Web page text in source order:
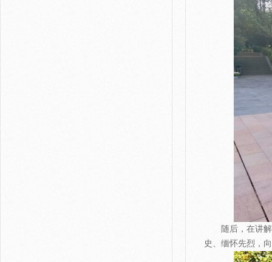
随后，在讲解
史、缅怀先烈，